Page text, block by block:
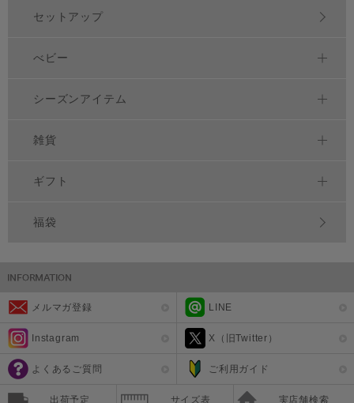
セットアップ
べビー
シーズンアイテム
雑貨
ギフト
福袋
メルマガ登録 LINE
Instagram X（旧Twitter）
よくあるご質問 ご利用ガイド
出荷予定 サイズ表 実店舗検索